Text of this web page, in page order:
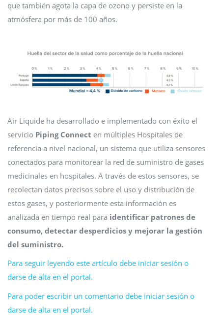
que también agota la capa de ozono y persiste en la
atmósfera por más de 100 años.
Air Liquide ha desarrollado e implementado con éxito el
servicio Piping Connect en múltiples Hospitales de
referencia a nivel nacional, un sistema que utiliza sensores
conectados para monitorear la red de suministro de gases
medicinales en hospitales. A través de estos sensores, se
recolectan datos precisos sobre el uso y distribución de
estos gases, y posteriormente esta información es
analizada en tiempo real para identificar patrones de
consumo, detectar desperdicios y mejorar la gestión
del suministro.
Para seguir leyendo este artículo debe iniciar sesión o
darse de alta en el portal.
Para poder escribir un comentario debe iniciar sesión o
darse de alta en el portal.